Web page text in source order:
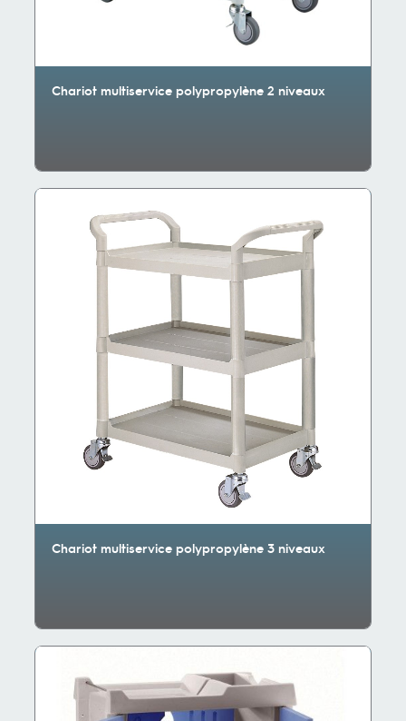
Chariot multiservice polypropylène 2 niveaux
Chariot multiservice polypropylène 3 niveaux